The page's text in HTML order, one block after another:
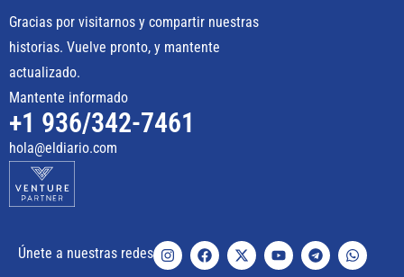
Gracias por visitarnos y compartir nuestras
historias. Vuelve pronto, y mantente
actualizado.
Mantente informado
+1 936/342-7461
hola@eldiario.com
Únete a nuestras redes